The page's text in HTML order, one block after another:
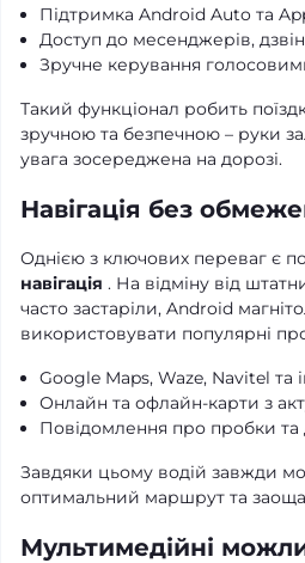
Підтримка Android Auto та
Доступ до месенджерів,
Зручне керування
Такий функціонал робить
зручною та безпечною – руки
увага зосереджена на дорозі.
Навігація без
Однією з ключових переваг є
навігація . На відміну від
часто застаріли, Android
використовувати популярні
Google Maps, Waze, Navitel та
Онлайн та офлайн-карти з
Повідомлення про пробки та
Завдяки цьому водій завжди
оптимальний маршрут та
Мультимедійні